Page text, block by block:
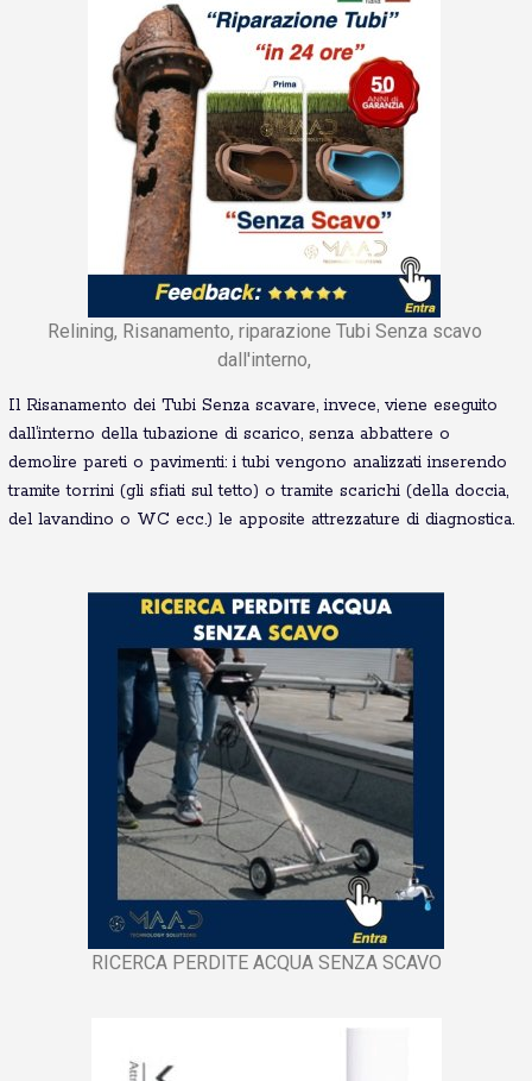
Relining, Risanamento, riparazione Tubi Senza scavo
dall'interno,
Il Risanamento dei Tubi Senza scavare, invece, viene eseguito
dall’interno della tubazione di scarico, senza abbattere o
demolire pareti o pavimenti: i tubi vengono analizzati inserendo
tramite torrini (gli sfiati sul tetto) o tramite scarichi (della doccia,
del lavandino o WC ecc.) le apposite attrezzature di diagnostica.
RICERCA PERDITE ACQUA SENZA SCAVO